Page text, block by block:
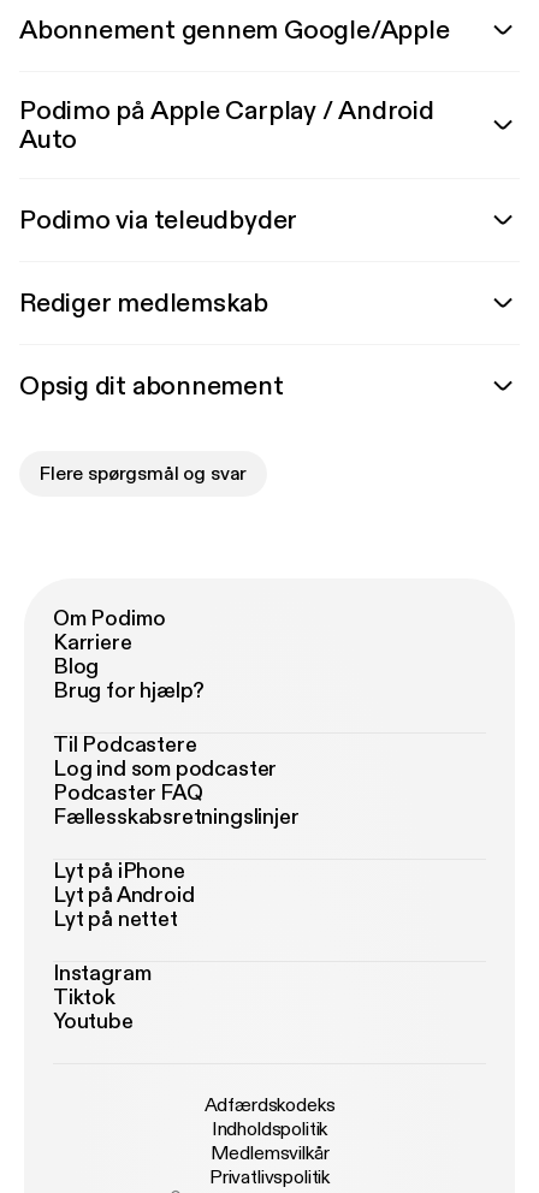
Abonnement gennem Google/Apple
Podimo på Apple Carplay / Android
Auto
Podimo via teleudbyder
Rediger medlemskab
Opsig dit abonnement
Flere spørgsmål og svar
Om Podimo
Karriere
Blog
Brug for hjælp?
Til Podcastere
Log ind som podcaster
Podcaster FAQ
Fællesskabsretningslinjer
Lyt på iPhone
Lyt på Android
Lyt på nettet
Instagram
Tiktok
Youtube
Adfærdskodeks
Indholdspolitik
Medlemsvilkår
Privatlivspolitik